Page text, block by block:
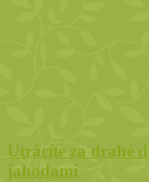
Utrácíte za drahé
jahodami